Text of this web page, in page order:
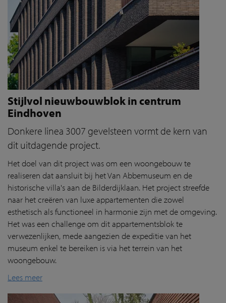
Stijlvol nieuwbouwblok in centrum
Eindhoven
Donkere linea 3007 gevelsteen vormt de kern van
dit uitdagende project.
Het doel van dit project was om een woongebouw te
realiseren dat aansluit bij het Van Abbemuseum en de
historische villa's aan de Bilderdijklaan. Het project streefde
naar het creëren van luxe appartementen die zowel
esthetisch als functioneel in harmonie zijn met de omgeving.
Het was een challenge om dit appartementsblok te
verwezenlijken, mede aangezien de expeditie van het
museum enkel te bereiken is via het terrein van het
woongebouw.
Lees meer